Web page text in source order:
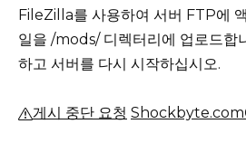
FileZilla를 사용하여 서버 FTP에
일을 /mods/ 디렉터리에 업로드합
하고 서버를 다시 시작하십시오.
게시 중단 요청 Shockbyte.com